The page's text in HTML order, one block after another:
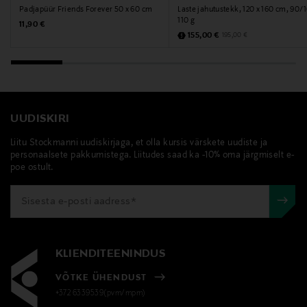
Fiskars Oyj
Märksõnad
tekikottide komplekt, pesukomplekt,Sõbrapäeva
Padjapüür Friends Forever 50 x 60 cm
Original Price
11,90 €
Laste jahutustekk, 120 x 160 cm, 90/
110 g
Discounted Price
155,00 € Original Price
195,00 €
UUDISKIRI
Liitu Stockmanni uudiskirjaga, et olla kursis värskete uudiste ja
personaalsete pakkumistega. Liitudes saad ka -10% oma järgmiselt e-
poe ostult.
KLIENDITEENINDUS
VÕTKE ÜHENDUST
+372 6339539(pvm/mpm)